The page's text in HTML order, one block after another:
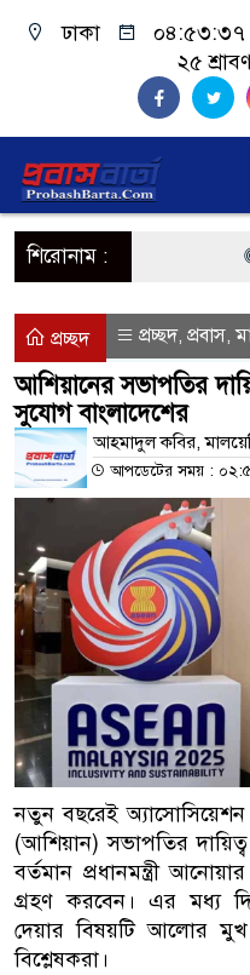
ঢাকা
২৫
শিরোনাম :
প্রচ্ছদ প্রচ্ছদ, প্রবাস,
আশিয়ানের সভাপতির
সুযোগ বাংলাদেশের
আহমাদুল কবির,
আপডেটের সময় :
নতুন বছরেই
(আশিয়ান) সভাপতির
বর্তমান প্রধানমন্ত্রী
গ্রহণ করবেন। এর মধ্য
দেয়ার বিষয়টি আলোর
বিশ্লেষকরা।